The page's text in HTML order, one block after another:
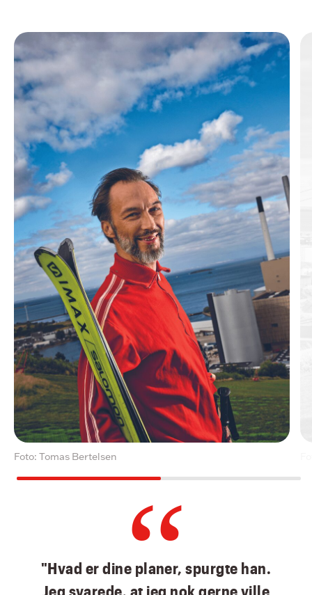
Foto: Tomas Bertelsen
"Hvad er dine planer, spurgte han.
Jeg svarede, at jeg nok gerne ville